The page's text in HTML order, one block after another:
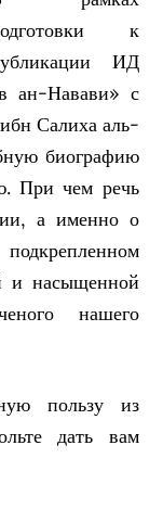
к
ИД
ан-Навави» с
Салиха аль-
биографию
При чем речь
а именно о
и насыщенной
нашего
пользу из
дать вам